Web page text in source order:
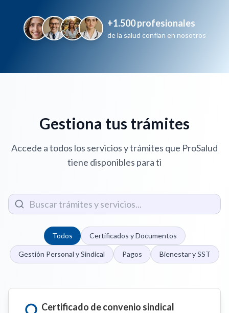
+1.500 profesionales
de la salud confían en nosotros
Gestiona tus trámites
Accede a todos los servicios y trámites que ProSalud
tiene disponibles para ti
Todos Certificados y Documentos
Gestión Personal y Sindical Pagos Bienestar y SST
Certificado de convenio sindical